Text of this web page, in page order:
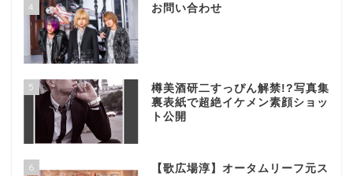
4 お問い合わせ
5
樽美酒研二すっぴん解禁!?写真集
裏表紙で超絶イケメン素顔ショッ
ト公開
6
【歌広場淳】オータムリーフ元ス